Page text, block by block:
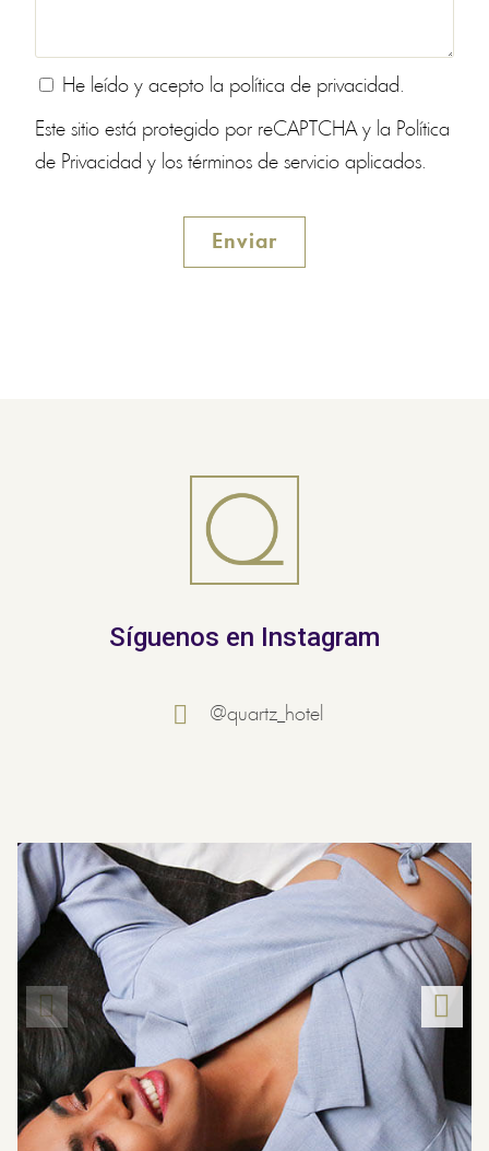
He leído y acepto la política de privacidad.
Este sitio está protegido por reCAPTCHA y la Política
de Privacidad y los términos de servicio aplicados.
Enviar
Síguenos en Instagram
@quartz_hotel